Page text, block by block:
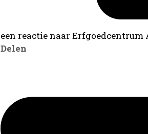
een reactie naar
Delen